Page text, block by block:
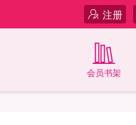
注册
会员书架